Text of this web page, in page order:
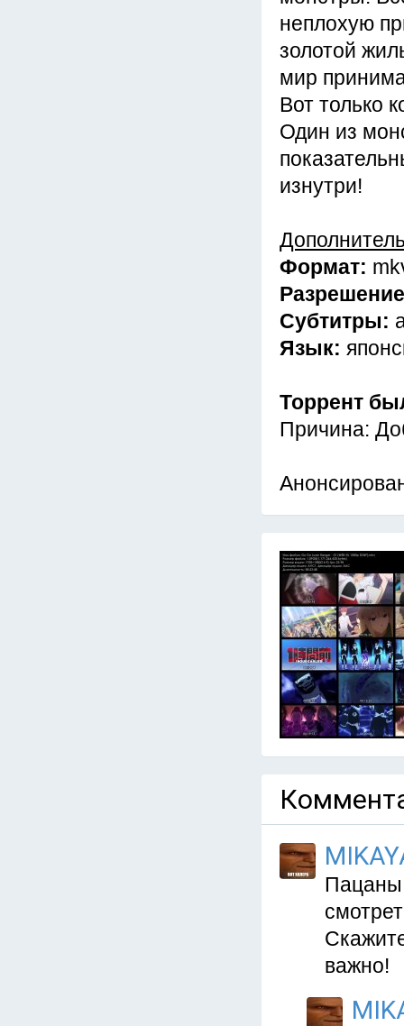
неплохую
золотой
мир
Вот только
Один из
изнутри!
Формат:
Субтитры:
Язык:
Торрент
Причина:
важно!